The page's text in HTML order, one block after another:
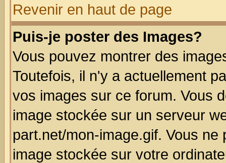
Revenir en haut de page
Puis-je poster des Images?
Vous pouvez montrer des
Toutefois, il n'y a actuellement
vos images sur ce forum. Vous
image stockée sur un serveur
part.net/mon-image.gif. Vous
image stockée sur votre